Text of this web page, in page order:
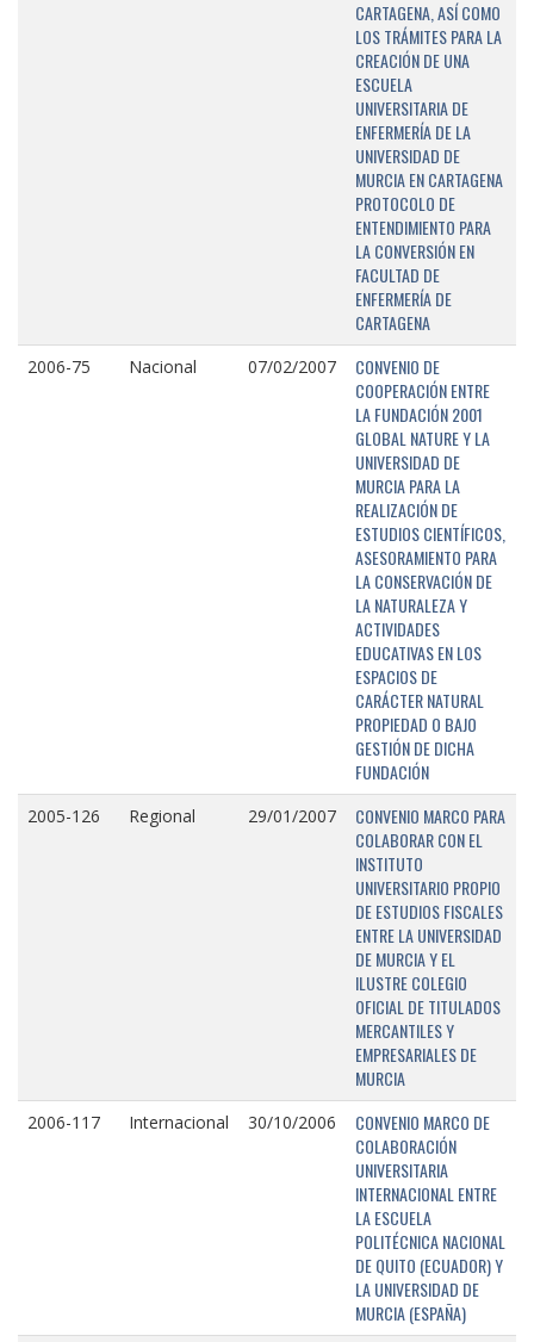
CARTAGENA, ASÍ COMO
LOS TRÁMITES PARA LA
CREACIÓN DE UNA
ESCUELA
UNIVERSITARIA DE
ENFERMERÍA DE LA
UNIVERSIDAD DE
MURCIA EN CARTAGENA
PROTOCOLO DE
ENTENDIMIENTO PARA
LA CONVERSIÓN EN
FACULTAD DE
ENFERMERÍA DE
CARTAGENA
2006-75 Nacional 07/02/2007
CONVENIO DE
COOPERACIÓN ENTRE
LA FUNDACIÓN 2001
GLOBAL NATURE Y LA
UNIVERSIDAD DE
MURCIA PARA LA
REALIZACIÓN DE
ESTUDIOS CIENTÍFICOS,
ASESORAMIENTO PARA
LA CONSERVACIÓN DE
LA NATURALEZA Y
ACTIVIDADES
EDUCATIVAS EN LOS
ESPACIOS DE
CARÁCTER NATURAL
PROPIEDAD O BAJO
GESTIÓN DE DICHA
FUNDACIÓN
2005-126 Regional 29/01/2007
CONVENIO MARCO PARA
COLABORAR CON EL
INSTITUTO
UNIVERSITARIO PROPIO
DE ESTUDIOS FISCALES
ENTRE LA UNIVERSIDAD
DE MURCIA Y EL
ILUSTRE COLEGIO
OFICIAL DE TITULADOS
MERCANTILES Y
EMPRESARIALES DE
MURCIA
2006-117 Internacional 30/10/2006
CONVENIO MARCO DE
COLABORACIÓN
UNIVERSITARIA
INTERNACIONAL ENTRE
LA ESCUELA
POLITÉCNICA NACIONAL
DE QUITO (ECUADOR) Y
LA UNIVERSIDAD DE
MURCIA (ESPAÑA)